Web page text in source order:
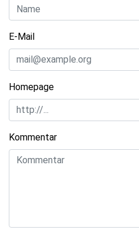
E-Mail
Homepage
Kommentar